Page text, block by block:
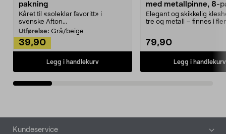
pakning
Kåret til «soleklar favoritt» i
svenske Afton...
Utførelse: Grå/beige
39,90
Legg i handlekurv
med metallpinne, 8-
Elegant og skikkelig
tre og metall – finnes i
79,90
Legg i handlekurv
Bunntekst
Kundeservice